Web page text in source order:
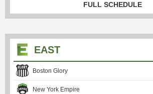
FULL SCHEDULE
EAST
Boston Glory
New York Empire